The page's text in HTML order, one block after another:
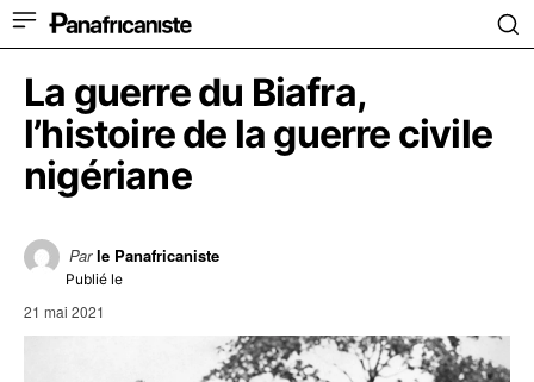
La guerre du Biafra,
l’histoire de la guerre civile
nigériane
Par le Panafricaniste
Publié le
21 mai 2021